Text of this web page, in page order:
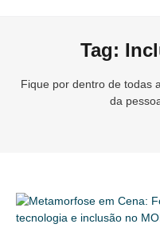
Tag:
Fique por dentro de todas
da